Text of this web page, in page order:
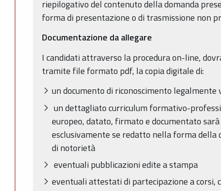
riepilogativo del contenuto della domanda
forma di presentazione o di trasmissione non
Documentazione da allegare
I candidati attraverso la procedura on-line,
tramite file formato pdf, la copia digitale di:
un documento di riconoscimento legalmente
un dettagliato curriculum formativo-
europeo, datato, firmato e documentato
esclusivamente se redatto nella forma
di notorietà
eventuali pubblicazioni edite a stampa
eventuali attestati di partecipazione a corsi,